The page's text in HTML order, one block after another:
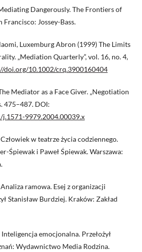
Dangerously. The Frontiers of
Jossey-Bass.
Luxemburg Abron (1999) The Limits
„Mediation Quarterly”, vol. 16, no. 4,
doi.org/10.1002/crq.3900160404
Mediator as a Face Giver. „Negotiation
475–487. DOI:
9979.2004.00039.x
w teatrze życia codziennego.
Śpiewak i Paweł Śpiewak. Warszawa:
ramowa. Esej z organizacji
Stanisław Burdziej. Kraków: Zakład
emocjonalna. Przełożył
Wydawnictwo Media Rodzina.